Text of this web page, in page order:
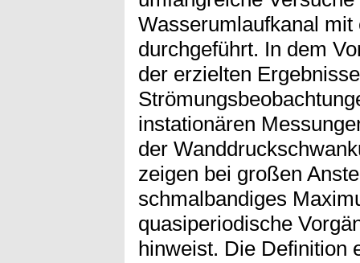
Wasserumlaufkanal
durchgeführt. In dem
der erzielten
instationären
der
zeigen bei großen
schmalbandiges
quasiperiodische
hinweist. Die Definition